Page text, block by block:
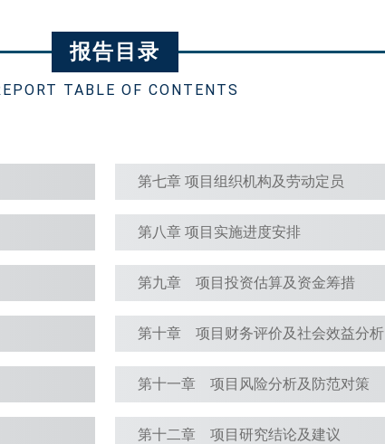
报告目录
TABLE OF CONTENTS
第七章 项目组织机构及劳动定员
第八章 项目实施进度安排
第九章 项目投资估算及资金筹措
第十章 项目财务评价及社会效益分析
第十一章 项目风险分析及防范对策
第十二章 项目研究结论及建议